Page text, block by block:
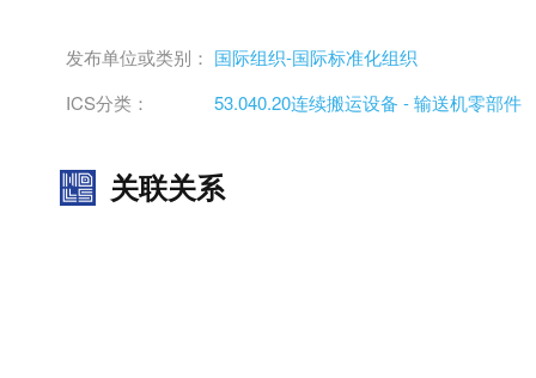
发布单位或类别： 国际组织-国际标准化组织
ICS分类：
53.040.20连续搬运设备 - 输送机零部件
关联关系